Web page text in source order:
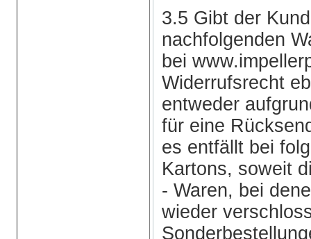
3.5 Gibt der
nachfolgenden
bei
Widerrufsrecht
entweder
für eine
es entfällt bei
Kartons, soweit
- Waren, bei
wieder